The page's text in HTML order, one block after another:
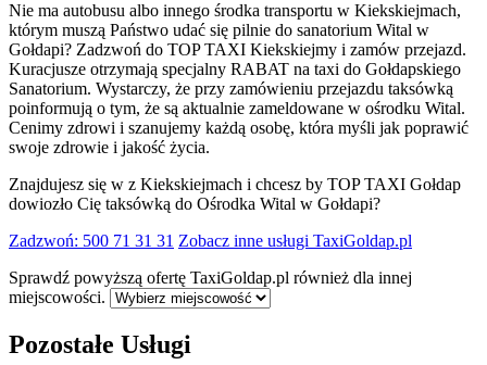
Nie ma autobusu albo innego środka transportu w Kiekskiejmach,
którym muszą Państwo udać się pilnie do sanatorium Wital w
Gołdapi? Zadzwoń do TOP TAXI Kiekskiejmy i zamów przejazd.
Kuracjusze otrzymają specjalny RABAT na taxi do Gołdapskiego
Sanatorium. Wystarczy, że przy zamówieniu przejazdu taksówką
poinformują o tym, że są aktualnie zameldowane w ośrodku Wital.
Cenimy zdrowi i szanujemy każdą osobę, która myśli jak poprawić
swoje zdrowie i jakość życia.
Znajdujesz się w z Kiekskiejmach i chcesz by TOP TAXI Gołdap
dowiozło Cię taksówką do Ośrodka Wital w Gołdapi?
Zadzwoń: 500 71 31 31 Zobacz inne usługi TaxiGoldap.pl
Sprawdź powyższą ofertę TaxiGoldap.pl również dla innej
miejscowości.
Pozostałe Usługi